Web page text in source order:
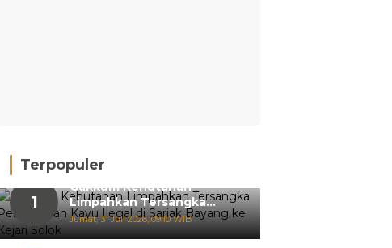
Terpopuler
1
Gakkum Kehutanan
Limpahkan Tersangka
Pemanenan Kayu Ilegal di
Sariak Bayang ke Kejari
Jumat, 31 Juli 2026, 09:10 WIB